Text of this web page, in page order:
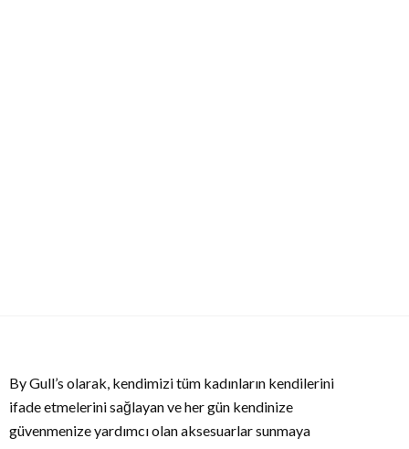
By Gull’s olarak, kendimizi tüm kadınların kendilerini
ifade etmelerini sağlayan ve her gün kendinize
güvenmenize yardımcı olan aksesuarlar sunmaya